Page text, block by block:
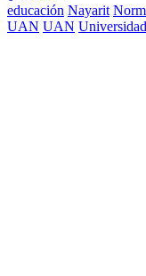
educación Nayarit
UAN UAN